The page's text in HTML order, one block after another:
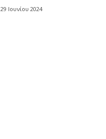
29 Ιουνίου 2024